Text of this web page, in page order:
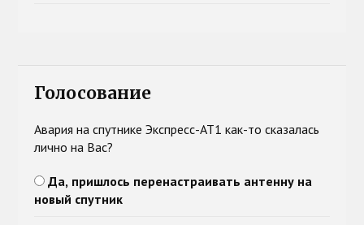
Голосование
Авария на спутнике Экспресс-АТ1 как-то сказалась
лично на Вас?
Да, пришлось перенастраивать антенну на
новый спутник